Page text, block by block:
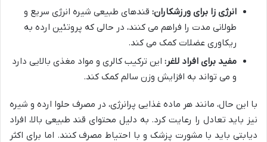
انرژی زا برای ورزشکاران: قندهای طبیعی شیره انرژی سریع و
طولانی مدت را فراهم می کنند، در حالی که پروتئین ارده به
ریکاوری عضلات کمک می کند.
مفید برای افراد لاغر: این ترکیب کالری و مواد مغذی بالایی دارد
و می تواند به افزایش وزن سالم کمک کند.
با این حال، مانند هر ماده غذایی پرانرژی، در مصرف حلوا ارده و شیره
نیز باید تعادل را رعایت کرد. به دلیل محتوای قند طبیعی بالا، افراد
دیابتی باید با مشورت پزشک و با احتیاط مصرف کنند. اما برای اکثر